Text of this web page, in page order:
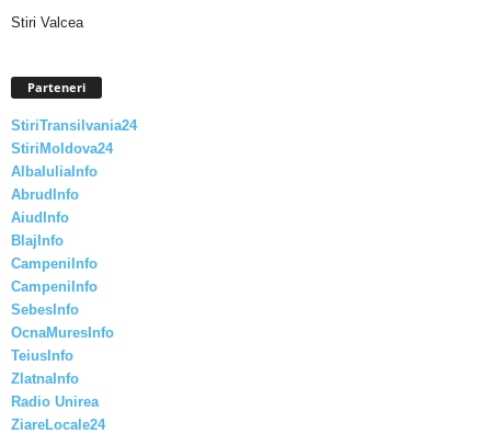
Stiri Valcea
Parteneri
StiriTransilvania24
StiriMoldova24
AlbaIuliaInfo
AbrudInfo
AiudInfo
BlajInfo
CampeniInfo
CampeniInfo
SebesInfo
OcnaMuresInfo
TeiusInfo
ZlatnaInfo
Radio Unirea
ZiareLocale24